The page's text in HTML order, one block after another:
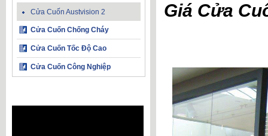
Cửa Cuốn Austvision 2
Cửa Cuốn Chống Cháy
Cửa Cuốn Tốc Độ Cao
Cửa Cuốn Công Nghiệp
Giá Cửa